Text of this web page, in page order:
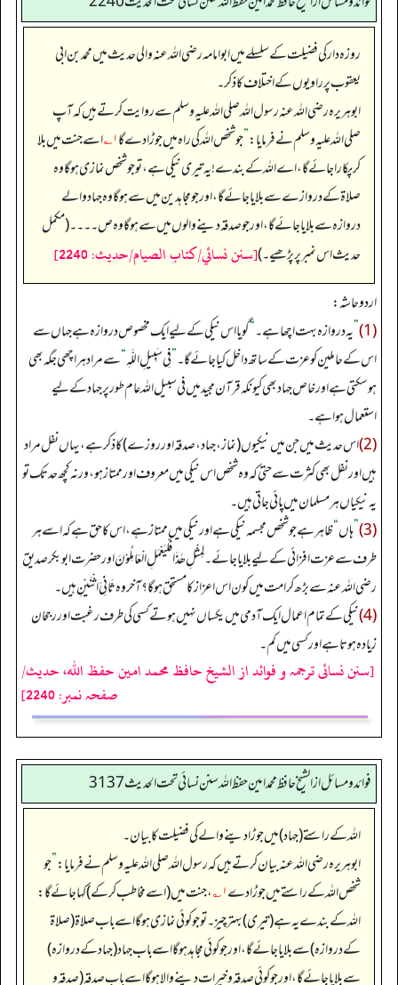
روزہ دار کی فضیلت کے سلسلے میں ابوامامہ رضی الله عنہ والی حدیث میں محمد بن ابی
یعقوب پر راویوں کے اختلاف کا ذکر۔
ابوہریرہ رضی الله عنہ رسول اللہ صلی اللہ علیہ وسلم سے روایت کرتے ہیں کہ آپ
صلی اللہ علیہ وسلم نے فرمایا:”جو شخص اللہ کی راہ میں جوڑا دے گا۱؎ اسے جنت میں بلا
کر پکارا جائے گا، اے اللہ کے بندے! یہ تیری نیکی ہے، تو جو شخص نمازی ہو گا وہ
صلاۃ کے دروازے سے بلایا جائے گا، اور جو مجاہدین میں سے ہو گا وہ جہاد والے
دروازہ سے بلایا جائے گا، اور جو صدقہ دینے والوں میں سے ہو گا وہ ص۔۔۔۔ (مکمل
حدیث اس نمبر پر پڑھیے۔)[سنن نسائي/كتاب الصيام/حدیث: 2240]
اردو حاشہ:
(1)
”یہ دروازہ بہت اچھا ہے۔“گویا اس نیکی کے لیے ایک مخصوص دروازہ ہے جہاں سے
اس کے حاملین کو عزت کے ساتھ داخل کیا جائے گا۔”فِي سَبِيلِ اللَّهِ“سے مراد ہر اچھی جگہ بھی
ہو سکتی ہے اور خاص جہاد بھی کیونکہ قرآن مجید میں فی سبیل اللہ عام طور پر جہاد کے لیے
استعمال ہوا ہے۔
(2) اس حدیث میں جن میں نیکیوں (نماز، جہاد، صدقہ اور روزے) کا ذکر ہے، یہاں نفل مراد
ہیں اور نفل بھی کثرت سے حتیٰ کہ وہ شخص اس نیکی میں معروف اور ممتاز ہو، ورنہ کچھ حد تک تو
یہ نیکیاں ہر مسلمان میں پائی جاتی ہیں۔
(3)
”ہاں“ظاہر ہے جو شخص مجسمہ نیکی ہے اور نیکی میں ممتاز ہے، اس کا حق ہے کہ اسے ہر
طرف سے عزت افزائی کے لیے بلایا جائے۔ لِمِثْلِ ھٰذَا فَلْیَعْمَلِ الْعَامِلُوْنَ اور حضرت ابوبکر صدیق
رضی اللہ عنہ سے بڑھ کر امت میں کون اس اعزاز کا مستحق ہوگا؟ آخر وہ ثَانِیَ اثْنَیْنِ ہیں۔
(4) نیکی کے تمام اعمال ایک آدمی میں یکساں نہیں ہوتے کسی کی طرف رغبت اور رجحان
زیادہ ہوتا ہے اور کسی میں کم۔
[سنن نسائی ترجمہ و فوائد از الشیخ حافظ محمد امین حفظ اللہ، حدیث/
صفحہ نمبر: 2240]
فوائد ومسائل از الشيخ حافظ محمد امين حفظ الله سنن نسائي تحت الحديث3137
اللہ کے راستے (جہاد) میں جوڑا دینے والے کی فضیلت کا بیان۔
ابوہریرہ رضی الله عنہ بیان کرتے ہیں کہ رسول اللہ صلی اللہ علیہ وسلم نے فرمایا:”جو
شخص اللہ کے راستے میں جوڑا دے۱؎ ، جنت میں (اسے مخاطب کر کے) کہا جائے گا:
اللہ کے بندے یہ ہے (تیری) بہتر چیز۔ تو جو کوئی نمازی ہو گا اسے باب صلاۃ (صلاۃ
کے دروازہ) سے بلایا جائے گا، اور جو کوئی مجاہد ہو گا اسے باب جہاد (جہاد کے دروازہ)
سے بلایا جائے گا، اور جو کوئی صدقہ و خیرات دینے والا ہو گا اسے باب صدقہ (صدقہ و